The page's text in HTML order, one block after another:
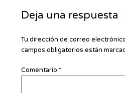
Deja una respuesta
Tu dirección de correo
campos obligatorios están
Comentario *